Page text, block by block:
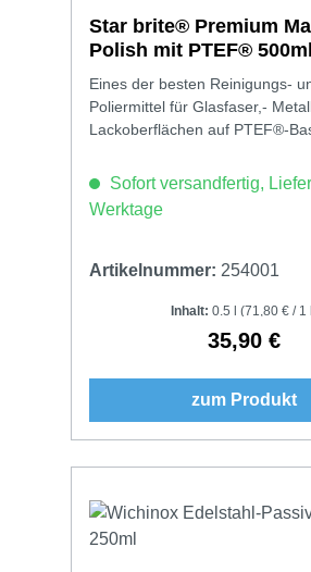
Star brite® Premium
Polish mit PTEF® 500ml
Eines der besten Reinigungs-
Poliermittel für Glasfaser,-
Lackoberflächen auf PTEF®-
Sofort versandfertig,
Werktage
Artikelnummer: 254001
Inhalt: 0.5 l (71,80 € / 1
Regulärer
35,90 €
zum Produkt